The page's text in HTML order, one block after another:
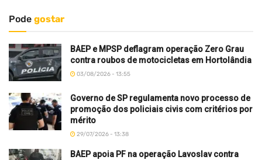
Pode gostar
BAEP e MPSP deflagram operação Zero Grau
contra roubos de motocicletas em Hortolândia
03/08/2026 - 13:55
Governo de SP regulamenta novo processo de
promoção dos policiais civis com critérios por
mérito
29/07/2026 - 13:38
BAEP apoia PF na operação Lavoslav contra